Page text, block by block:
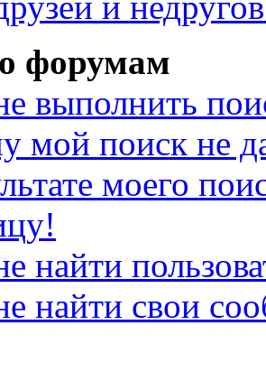
форумам
выполнить
мой поиск не
моего
найти
найти свои